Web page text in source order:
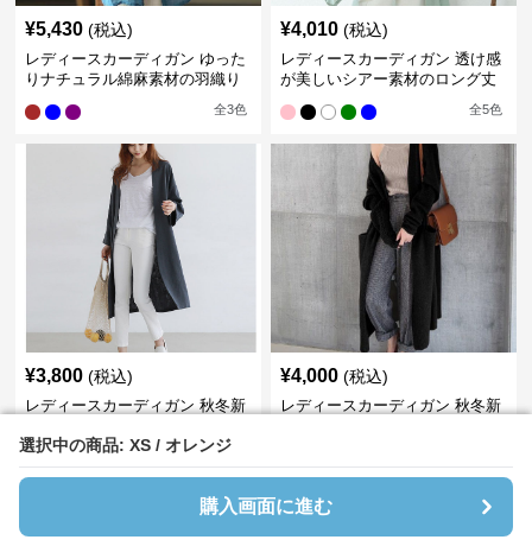
選択中の商品: XS / オレンジ
購入画面に進む
選択中の商品: XS / オレンジ
購入画面に進む
¥5,430 (税込)
レディースカーディガン ゆった
りナチュラル綿麻素材の羽織り
全3色
¥4,010 (税込)
レディースカーディガン 透け感
が美しいシアー素材のロング丈
全5色
¥3,800 (税込)
レディースカーディガン 秋冬新
手羽織り
全
¥4,000 (税込)
レディースカーディガン 秋冬新
レディースカーディガンのロング丈一覧へ